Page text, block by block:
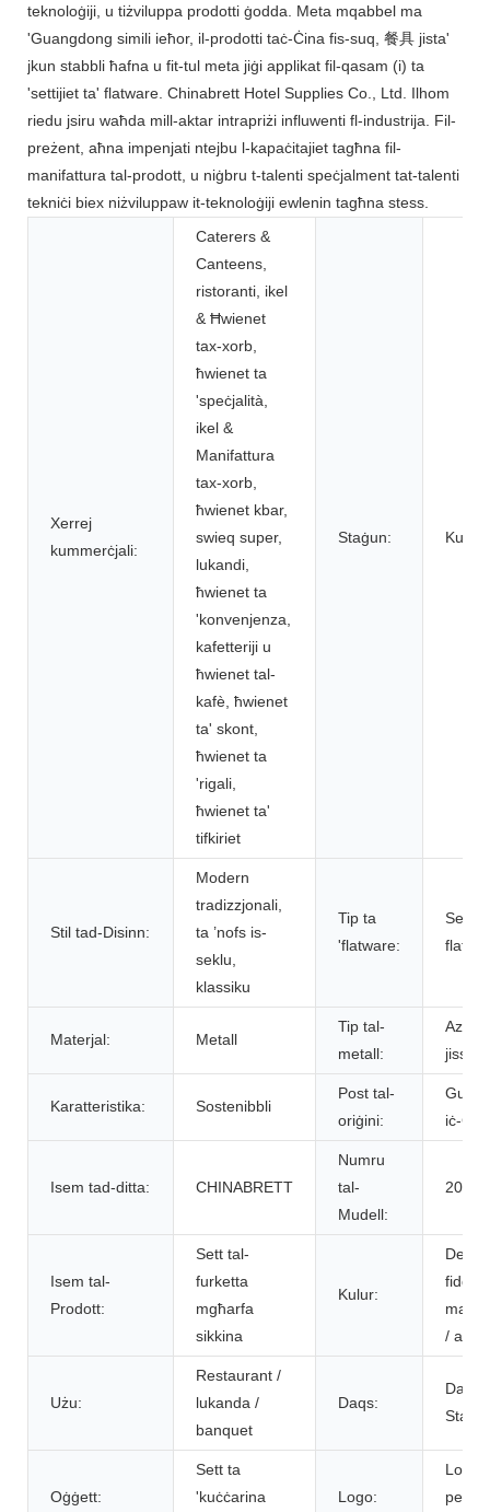
teknoloġiji, u tiżviluppa prodotti ġodda. Meta mqabbel ma
'Guangdong simili ieħor, il-prodotti taċ-Ċina fis-suq, 餐具 jista'
jkun stabbli ħafna u fit-tul meta jiġi applikat fil-qasam (i) ta
'settijiet ta' flatware. Chinabrett Hotel Supplies Co., Ltd. Ilhom
riedu jsiru waħda mill-aktar intrapriżi influwenti fl-industrija. Fil-
preżent, aħna impenjati ntejbu l-kapaċitajiet tagħna fil-
manifattura tal-prodott, u niġbru t-talenti speċjalment tat-talenti
tekniċi biex niżviluppaw it-teknoloġiji ewlenin tagħna stess.
Xerrej
kummerċjali:
Caterers &
Canteens,
ristoranti, ikel
& Ħwienet
tax-xorb,
ħwienet ta
'speċjalità,
ikel &
Manifattura
tax-xorb,
ħwienet kbar,
swieq super,
lukandi,
ħwienet ta
'konvenjenza,
kafetteriji u
ħwienet tal-
kafè, ħwienet
ta' skont,
ħwienet ta
'rigali,
ħwienet ta'
tifkiriet
Staġun:
Stil tad-Disinn:
Modern
tradizzjonali,
ta ’nofs is-
seklu,
klassiku
Tip ta
'flatware:
Materjal: Metall
Tip tal-
metall:
Azzar
Karatteristika: Sostenibbli
Post tal-
oriġini:
iċ-
Isem tad-ditta: CHINABRETT
Numru
tal-
Mudell:
Isem tal-
Prodott:
Sett tal-
furketta
mgħarfa
sikkina
Kulur:
fidda
/
Użu:
Restaurant /
lukanda /
banquet
Daqs:
Daqs
Oġġett:
Sett ta
'kuċċarina
Logo:
Logo